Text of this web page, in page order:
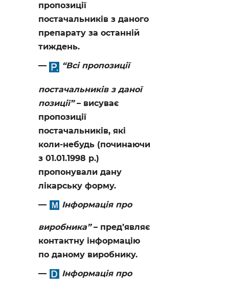
пропозиції
постачальників з даного
препарату за останній
тиждень.
“Всі пропозиції
постачальників з даної
позиції”– висуває
пропозиції
постачальників, які
коли-небудь (починаючи
з 01.01.1998 р.)
пропонували дану
лікарську форму.
Інформація про
виробника”– пред’являє
контактну інформацію
по даному виробнику.
Інформація про